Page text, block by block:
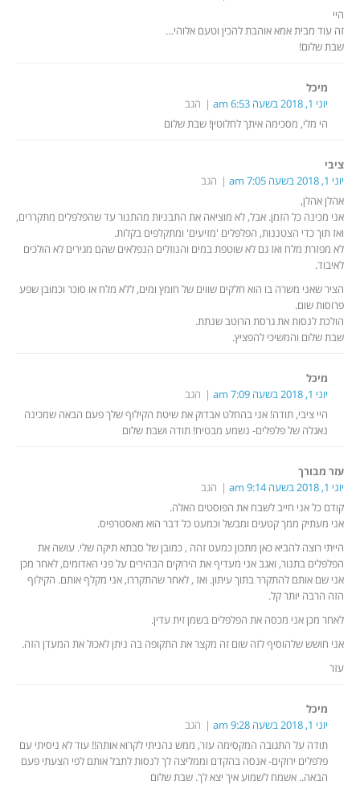
היי
זה עוד מבית אמא אוהבת להכין וטעם אלוהי…
שבת שלום!
מיכל
יוני 1, 2018 בשעה 6:53 am
הגב
הי מלי, מסכימה איתך לחלוטין! שבת שלום
ציבי
יוני 1, 2018 בשעה 7:05 am
הגב
אהלן אהלן,
אני מכינה כל הזמן. אבל, לא מוציאה את התבניות מהתנור עד שהפלפלים מתקררים,
ואז תוך כדי הצטננות, הפלפלים 'מזיעים' ומתקלפים בקלות.
לא מפזרת מלח ואז גם לא שוטפת במים והנוזלים הנפלאים שהם מגירים לא הולכים
לאיבוד.
הציר שאני משרה בו הוא חלקים שווים של חומץ ומים, ללא מלח או סוכר וכמובן שפע
פרוסות שום.
הולכת לנסות את גרסת הרוטב שנתת.
שבת שלום והמשיכי להפציץ.
מיכל
יוני 1, 2018 בשעה 7:09 am
הגב
היי ציבי, תודה! אני בהחלט אבדוק את שיטת הקילוף שלך פעם הבאה שמכינה
נאגלה של פלפלים- נשמע מבטיח! תודה ושבת שלום
עזר מבורך
יוני 1, 2018 בשעה 9:14 am
הגב
קודם כל אני חייב לשבח את הפוסטים האלה.
אני מעתיק ממך קטעים ומבשל וכמעט כל דבר הוא מאסטרפיס.
הייתי רוצה להביא כאן מתכון כמעט זהה , כמובן של סבתא תיקה שלי. עושה את
הפלפלים בתנור, ואגב אני מעדיף את הירוקים הבהירים על פני האדומים, לאחר מכן
אני שם אותם להתקרר בתוך עיתון. ואז , לאחר שהתקררו, אני מקלף אותם. הקילוף
הזה הרבה יותר קל.
לאחר מכן אני מכסה את הפלפלים בשמן זית עדין.
אני חושש שלהוסיף לזה שום זה מקצר את התקופה בה ניתן לאכול את המעדן הזה.
עזר
מיכל
יוני 1, 2018 בשעה 9:28 am
הגב
תודה על התגובה המקסימה עזר, ממש נהניתי לקרוא אותה!! עוד לא ניסיתי עם
פלפלים ירוקים- אנסה בהקדם וממליצה לך לנסות לתבל אותם לפי הצעתי פעם
הבאה.. אשמח לשמוע איך יצא לך. שבת שלום